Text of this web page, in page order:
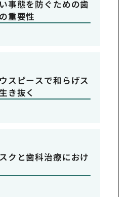
事態を防ぐための歯
重要性
スピースで和らげス
き抜く
クと歯科治療におけ